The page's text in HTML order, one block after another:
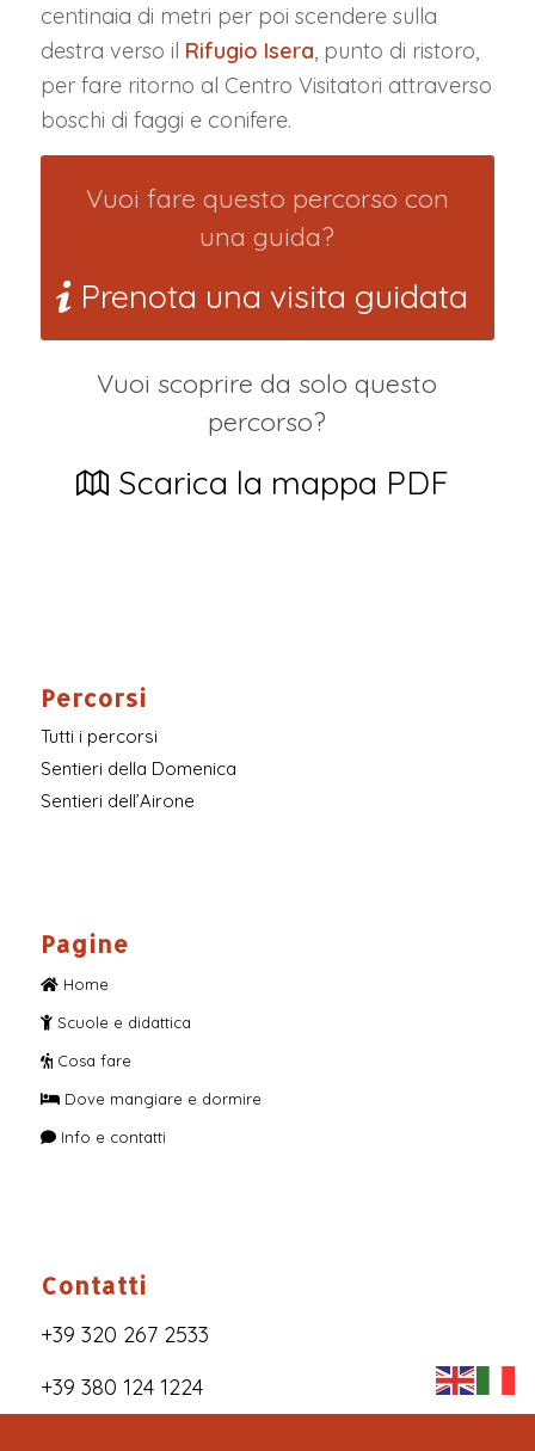
centinaia di metri per poi scendere sulla
destra verso il Rifugio Isera, punto di ristoro,
per fare ritorno al Centro Visitatori attraverso
boschi di faggi e conifere.
Vuoi fare questo percorso con
una guida?
Prenota una visita guidata
Vuoi scoprire da solo questo
percorso?
Scarica la mappa PDF
Percorsi
Tutti i percorsi
Sentieri della Domenica
Sentieri dell’Airone
Pagine
Home
Scuole e didattica
Cosa fare
Dove mangiare e dormire
Info e contatti
Contatti
+39 320 267 2533
+39 380 124 1224